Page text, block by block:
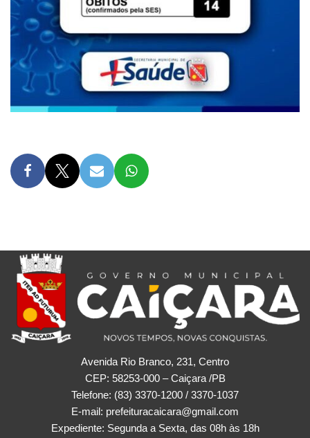
Avenida Rio Branco, 231, Centro
CEP: 58253-000 – Caiçara /PB
Telefone: (83) 3370-1200 / 3370-1037
E-mail: prefeituracaicara@gmail.com
Expediente: Segunda a Sexta, das 08h às 18h